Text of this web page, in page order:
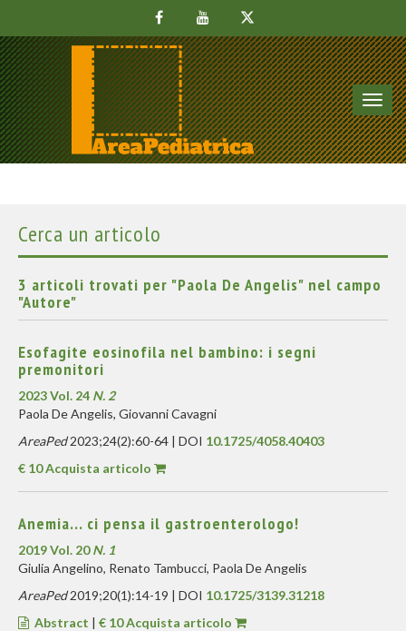
Cerca un articolo
3 articoli trovati per "Paola De Angelis" nel campo
"Autore"
Esofagite eosinofila nel bambino: i segni
premonitori
2023 Vol. 24 N. 2
Paola De Angelis, Giovanni Cavagni
AreaPed2023;24(2):60-64 | DOI 10.1725/4058.40403
€ 10 Acquista articolo
Anemia... ci pensa il gastroenterologo!
2019 Vol. 20N. 1
Giulia Angelino, Renato Tambucci, Paola De Angelis
AreaPed2019;20(1):14-19 | DOI 10.1725/3139.31218
Abstract | € 10 Acquista articolo